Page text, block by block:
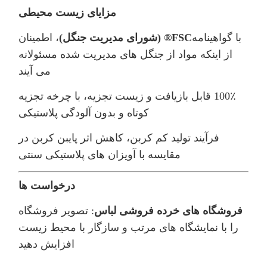
مزایای زیست محیطی
با گواهینامهFSC® (شورای مدیریت جنگل)
، اطمینان
از اینکه مواد از جنگل های مدیریت شده مسئولانه
می آیند
100٪ قابل بازیافت و زیست تجزیه، با چرخه تجزیه
کوتاه و بدون آلودگی پلاستیکی
فرآیند تولید کم کربن، کاهش اثر پایبن کربن در
مقایسه با آویزان های پلاستیکی سنتی
درخواست ها
فروشگاه های خرده فروشی لباس: تصویر فروشگاه
را با نمایشگاه های مرتب و سازگار با محیط زیست
افزایش دهید